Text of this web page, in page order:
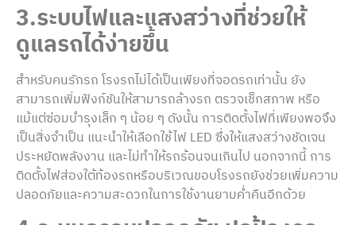
3.ระบบไฟและแสงสว่างที่ช่วยให้
ดูแลรถได้ง่ายขึ้น
สำหรับคนรักรถ โรงรถไม่ได้เป็นเพียงที่จอดรถเท่านั้น ยัง
สามารถเพิ่มฟังก์ชันให้สามารถล้างรถ ตรวจเช็กสภาพ หรือ
แม้แต่ซ่อมบำรุงเล็ก ๆ น้อย ๆ ดังนั้น การติดตั้งไฟที่เพียงพอจึง
เป็นสิ่งจำเป็น แนะนำให้เลือกใช้ไฟ LED ซึ่งให้แสงสว่างชัดเจน
ประหยัดพลังงาน และไม่ทำให้รถร้อนจนเกินไป นอกจากนี้ การ
ติดตั้งไฟส่องใต้ท้องรถหรือบริเวณขอบโรงรถยังช่วยเพิ่มความ
ปลอดภัยและความสะดวกในการใช้งานยามค่ำคืนอีกด้วย